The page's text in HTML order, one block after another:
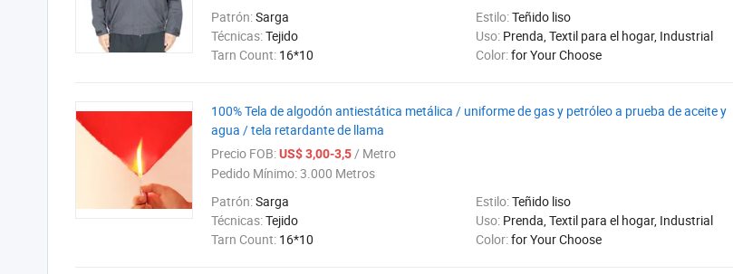
Patrón:Sarga Estilo:Teñido liso
Técnicas:Tejido Uso: Prenda, Textil para el hogar, Industrial
Tarn Count: 16*10 Color:for Your Choose
100% Tela de algodón antiestática metálica / uniforme de gas y petróleo a prueba de aceite y
agua / tela retardante de llama
Precio FOB:US$ 3,00-3,5/ Metro
Pedido Mínimo:3.000 Metros
Patrón:Sarga Estilo:Teñido liso
Técnicas:Tejido Uso: Prenda, Textil para el hogar, Industrial
Tarn Count: 16*10 Color:for Your Choose